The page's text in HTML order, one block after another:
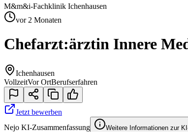
M&m&i-Fachklinik Ichenhausen
vor 2 Monaten
Chefarzt:ärztin Innere
Ichenhausen
VollzeitVor OrtBerufserfahren
Jetzt bewerben
Nejo KI-Zusammenfassung
Weitere Informationen zur